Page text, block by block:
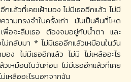
กแล้วที่เคยเฝ้ามอง ไม่มีเธออีกแล้ว ไม่มี
วามทรงจำในครั้งเก่า มันเป็นคืนที่โหด
เพื่อจะลืมเธอ ต้องจมอยู่กับน้ำตา และ
ม่กลับมา * ไม่มีเธออีกแล้วเหมือนในวัน
อง ไม่มีเธออีกแล้ว ไม่มี ไม่เหลืออะไร
เหมือนในวันก่อน ไม่มีเธออีกแล้วที่เคย
เหลืออะไรนอกจากฉัน